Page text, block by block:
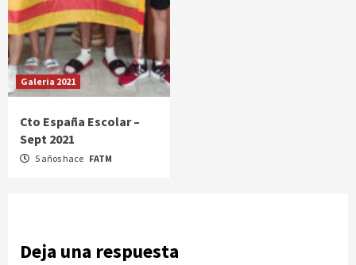
Galeria 2021
Cto España Escolar –
Sept 2021
5 años hace FATM
Deja una respuesta